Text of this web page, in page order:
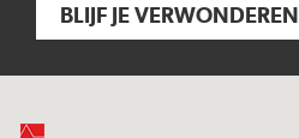
BLIJF JE VERWONDEREN